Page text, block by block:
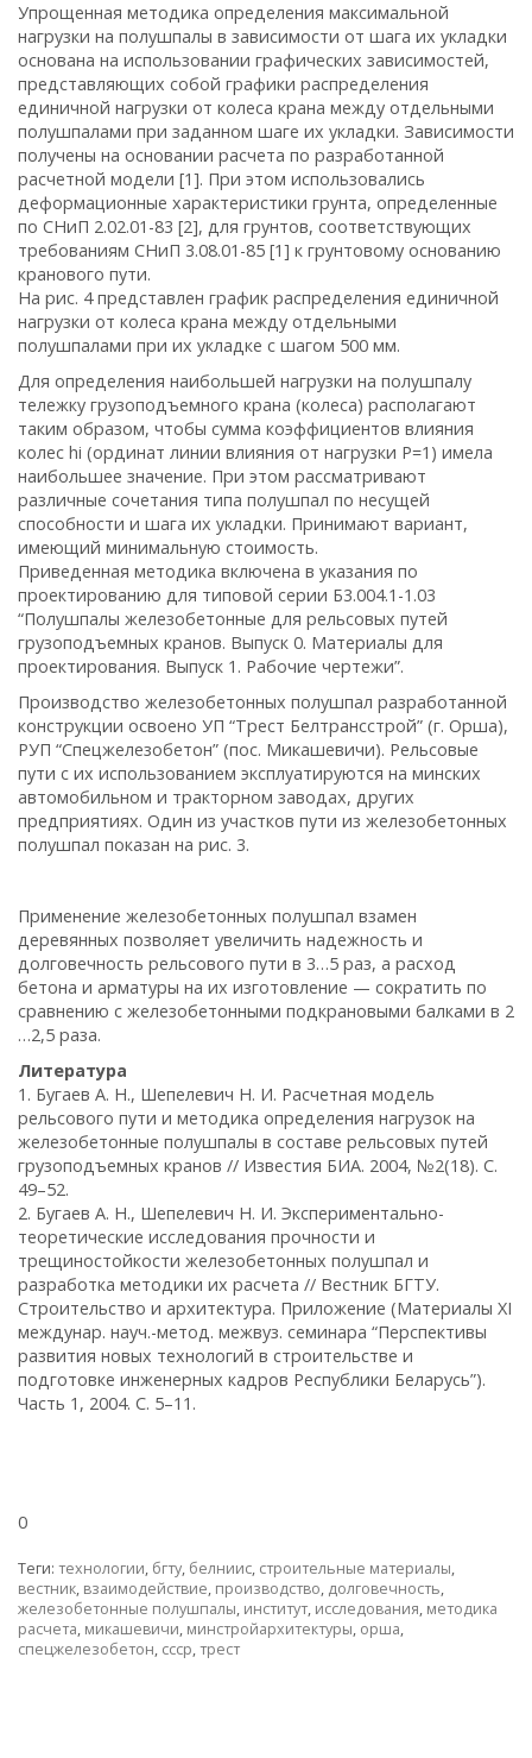
Упрощенная методика определения максимальной
нагрузки на полушпалы в зависимости от шага их укладки
основана на использовании графических зависимостей,
представляющих собой графики распределения
единичной нагрузки от колеса крана между отдельными
полушпалами при заданном шаге их укладки. Зависимости
получены на основании расчета по разработанной
расчетной модели [1]. При этом использовались
деформационные характеристики грунта, определенные
по СНиП 2.02.01-83 [2], для грунтов, соответствующих
требованиям СНиП 3.08.01-85 [1] к грунтовому основанию
кранового пути.
На рис. 4 представлен график распределения единичной
нагрузки от колеса крана между отдельными
полушпалами при их укладке с шагом 500 мм.
Для определения наибольшей нагрузки на полушпалу
тележку грузоподъемного крана (колеса) располагают
таким образом, чтобы сумма коэффициентов влияния
колес hi (ординат линии влияния от нагрузки Р=1) имела
наибольшее значение. При этом рассматривают
различные сочетания типа полушпал по несущей
способности и шага их укладки. Принимают вариант,
имеющий минимальную стоимость.
Приведенная методика включена в указания по
проектированию для типовой серии Б3.004.1-1.03
“Полушпалы железобетонные для рельсовых путей
грузоподъемных кранов. Выпуск 0. Материалы для
проектирования. Выпуск 1. Рабочие чертежи”.
Производство железобетонных полушпал разработанной
конструкции освоено УП “Трест Белтрансстрой” (г. Орша),
РУП “Спецжелезобетон” (пос. Микашевичи). Рельсовые
пути c их использованием эксплуатируются на минских
автомобильном и тракторном заводах, других
предприятиях. Один из участков пути из железобетонных
полушпал показан на рис. 3.
Применение железобетонных полушпал взамен
деревянных позволяет увеличить надежность и
долговечность рельсового пути в 3…5 раз, а расход
бетона и арматуры на их изготовление — сократить по
сравнению с железобетонными подкрановыми балками в 2
…2,5 раза.
Литература
1. Бугаев А. Н., Шепелевич Н. И. Расчетная модель
рельсового пути и методика определения нагрузок на
железобетонные полушпалы в составе рельсовых путей
грузоподъемных кранов // Известия БИА. 2004, №2(18). С.
49–52.
2. Бугаев А. Н., Шепелевич Н. И. Экспериментально-
теоретические исследования прочности и
трещиностойкости железобетонных полушпал и
разработка методики их расчета // Вестник БГТУ.
Строительство и архитектура. Приложение (Материалы XI
междунар. науч.-метод. межвуз. семинара “Перспективы
развития новых технологий в строительстве и
подготовке инженерных кадров Республики Беларусь”).
Часть 1, 2004. С. 5–11.
0
Теги: технологии, бгту, белниис, строительные материалы,
вестник, взаимодействие, производство, долговечность,
железобетонные полушпалы, институт, исследования, методика
расчета, микашевичи, минстройархитектуры, орша,
спецжелезобетон, ссср,трест